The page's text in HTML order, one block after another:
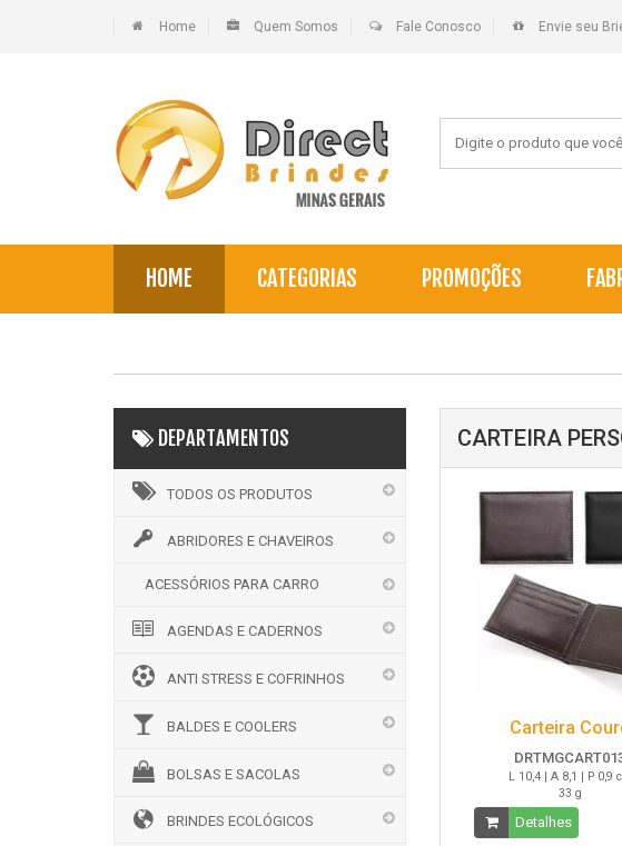
Home Quem Somos Fale Conosco Envie seu
HOME CATEGORIAS PROMOÇÕES
DEPARTAMENTOS
TODOS OS PRODUTOS
ABRIDORES E CHAVEIROS
ACESSÓRIOS PARA CARRO
AGENDAS E CADERNOS
ANTI STRESS E COFRINHOS
BALDES E COOLERS
BOLSAS E SACOLAS
BRINDES ECOLÓGICOS
CARTEIRA
Carteira
L 10,4 | A 8,1 | P 0,9
33 g
Detalhes